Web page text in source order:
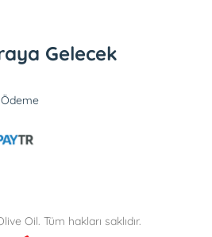
Gelecek
Ödeme
Oil. Tüm hakları saklıdır.